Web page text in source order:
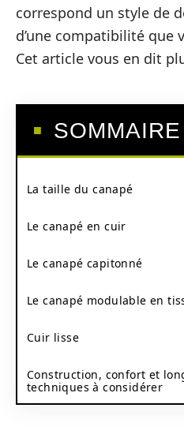
correspond un style de
d’une compatibilité que
Cet article vous en dit
SOMMAIRE
La taille du canapé
Le canapé en cuir
Le canapé capitonné
Le canapé modulable en
Cuir lisse
Construction, confort et
techniques à considérer